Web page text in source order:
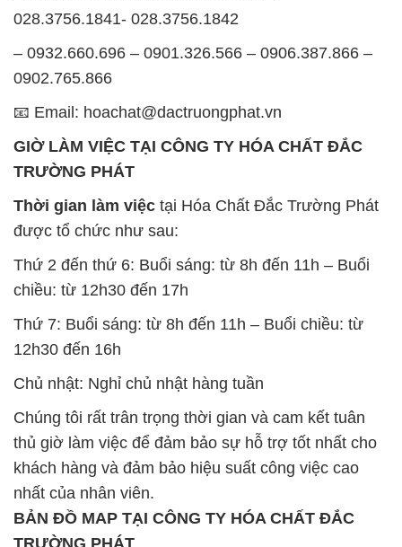
được tổ chức như sau:
Thứ 2 đến thứ 6: Buổi sáng: từ 8h đến 11h – Buổi
chiều: từ 12h30 đến 17h
Thứ 7: Buổi sáng: từ 8h đến 11h – Buổi chiều: từ
Chủ nhật: Nghỉ chủ nhật hàng tuần
Chúng tôi rất trân trọng thời gian và cam kết tuân
thủ giờ làm việc để đảm bảo sự hỗ trợ tốt nhất cho
nhất của nhân viên.
BẢN ĐỒ MAP TẠI CÔNG TY HÓA CHẤT ĐẮC
TRƯỜNG PHÁT
ĐỊA CHỈ: 1229C Quốc lộ 1A, Phường Bình Trị
Đông B, Quận Bình Tân, Sài Gòn TP. Hồ Chí
Minh